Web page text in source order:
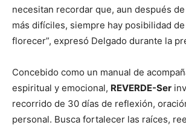
necesitan recordar que, aun después
más difíciles, siempre hay posibilidad
florecer”, expresó Delgado durante la
Concebido como un manual de
espiritual y emocional, REVERDE-Ser
recorrido de 30 días de reflexión,
personal. Busca fortalecer las raíces,